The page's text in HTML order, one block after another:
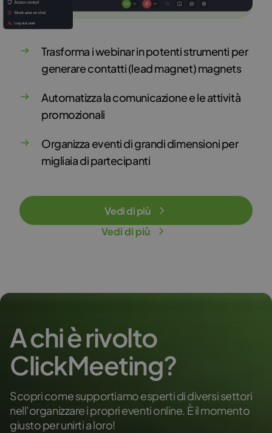
Trasforma i webinar in potenti strumenti per
generare contatti (lead magnet) magnets
Automatizza la comunicazione e le attività
promozionali
Organizza eventi di grandi dimensioni per
migliaia di partecipanti
Vedi di più
Vedi di più
A chi è rivolto
ClickMeeting?
Scopri come supportiamo esperti di diversi settori
nell’organizzare i propri eventi online. È il momento
giusto per unirti a loro!